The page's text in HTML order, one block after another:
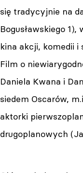
się tradycyjnie na
Bogusławskiego
kina akcji, komedii i
Film o
Daniela Kwana i
siedem Oscarów,
aktorki
drugoplanowych